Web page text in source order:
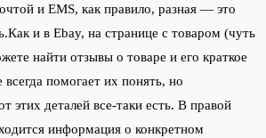
и EMS, как правило, разная — это
и в Ebay, на странице с товаром (чуть
найти отзывы о товаре и его краткое
помогает их понять, но
этих деталей все-таки есть. В правой
информация о конкретном